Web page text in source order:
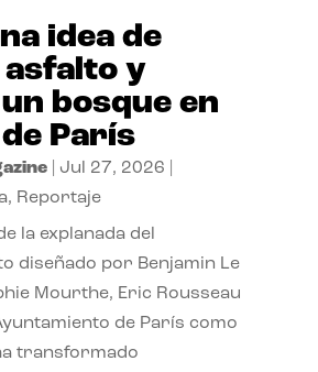
idea de
y
bosque en
París
| Jul 27, 2026
, Reportaje
la explanada del
diseñado por Benjamin Le
Mourthe, Eric Rousseau
de París como
transformado